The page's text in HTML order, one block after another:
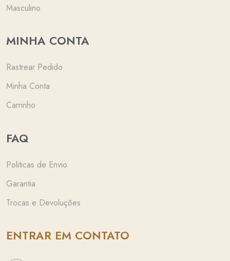
Masculino
MINHA CONTA
Rastrear Pedido
Minha Conta
Carrinho
FAQ
Politicas de Envio
Garantia
Trocas e Devoluções
ENTRAR EM CONTATO